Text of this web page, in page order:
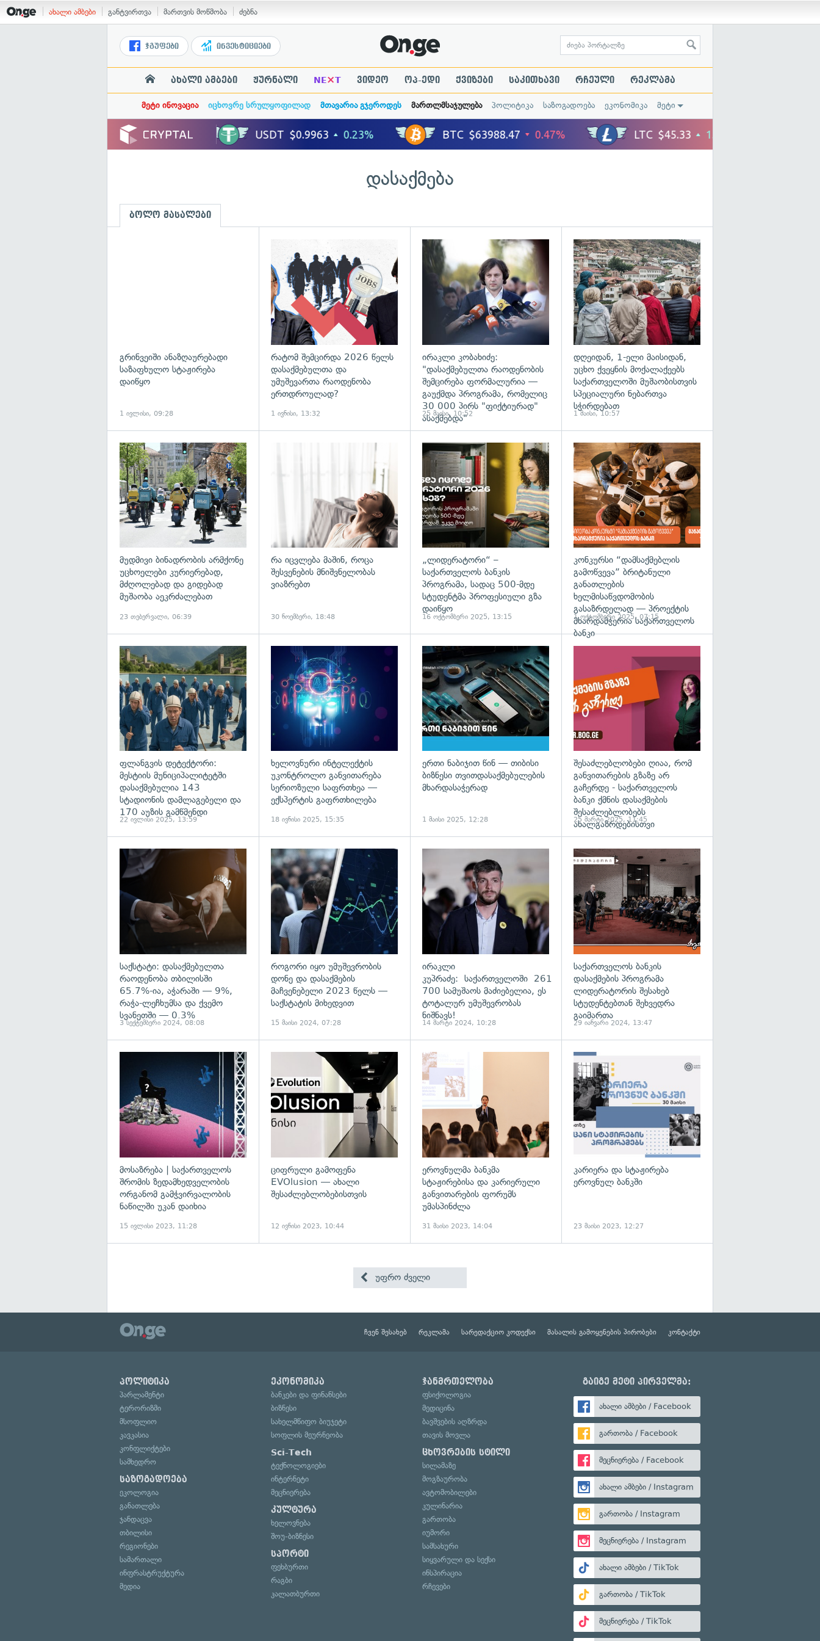
ახალი ამბები განტვირთვა მართვის მოწმობა ძებნა
ჯგუფები ინვესტიციები
ახალი ამბები ჟურნალი NE×T ვიდეო ოპ-ედი ქვიზები საკითხავი რჩეული რეკლამა
მეტი ინოვაცია იცხოვრე სრულყოფილად მთავარია გჯეროდეს მართლმსაჯულება პოლიტიკა საზოგადოება ეკონომიკა მეტი
დასაქმება
ბოლო მასალები
გრინვეიში ანაზღაურებადი
საზაფხულო სტაჟირება
დაიწყო
1 ივლისი, 09:28
გადახედვა
რატომ შემცირდა 2026 წელს
დასაქმებულთა და
უმუშევართა რაოდენობა
ერთდროულად?
1 ივნისი, 13:32
გადახედვა
ირაკლი კობახიძე:
"დასაქმებულთა რაოდენობის
შემცირება ფორმალურია —
გაუქმდა პროგრამა, რომელიც
30 000 პირს "ფიქტიურად"
ასაქმებდა"
25 მაისი, 10:52
დღეიდან, 1-ელი მაისიდან,
უცხო ქვეყნის მოქალაქეებს
საქართველოში მუშაობისთვის
სპეციალური ნებართვა
სჭირდებათ
1 მაისი, 10:57
მუდმივი ბინადრობის არმქონე
უცხოელები კურიერებად,
მძღოლებად და გიდებად
მუშაობა აეკრძალებათ
23 თებერვალი, 06:39
რა იცვლება მაშინ, როცა
შესვენების მნიშვნელობას
ვიაზრებთ
30 ნოემბერი, 18:48
„ლიდერატორი“ –
საქართველოს ბანკის
პროგრამა, სადაც 500-მდე
სტუდენტმა პროფესიული გზა
დაიწყო
16 ოქტომბერი 2025, 13:15
კონკურსი “დამსაქმებლის
გამოწვევა” ბრიტანული
განათლების
ხელმისაწვდომობის
გასაზრდელად — პროექტის
მხარდამჭერია საქართველოს
ბანკი
1 ოქტომბერი 2025, 07:15
გადახედვა
ფლანგვის დეტექტორი:
მესტიის მუნიციპალიტეტში
დასაქმებულია 143
სტადიონის დამლაგებელი და
170 აუზის გამწმენდი
22 ივლისი 2025, 13:59
ხელოვნური ინტელექტის
უკონტროლო განვითარება
სერიოზული საფრთხეა —
ექსპერტის გაფრთხილება
18 ივნისი 2025, 15:35
ერთი ნაბიჯით წინ — თიბისი
ბიზნესი თვითდასაქმებულების
მხარდასაჭერად
1 მაისი 2025, 12:28
შესაძლებლობები ღიაა, რომ
განვითარების გზაზე არ
გაჩერდე - საქართველოს
ბანკი ქმნის დასაქმების
შესაძლებლობებს
ახალგაზრდებისთვი
25 მარტი 2025, 11:45
გადახედვა
საქსტატი: დასაქმებულთა
რაოდენობა თბილისში
65.7%-ია, აჭარაში — 9%,
რაჭა-ლეჩხუმსა და ქვემო
სვანეთში — 0.3%
3 სექტემბერი 2024, 08:08
როგორი იყო უმუშევრობის
დონე და დასაქმების
მაჩვენებელი 2023 წელს —
საქსტატის მიხედვით
15 მაისი 2024, 07:28
გადახედვა
ირაკლი
კუპრაძე: საქართველოში 261
700 სამუშაოს მაძიებელია, ეს
ტოტალურ უმუშევრობას
ნიშნავს!
14 მარტი 2024, 10:28
საქართველოს ბანკის
დასაქმების პროგრამა
ლიდერატორის შესახებ
სტუდენტებთან შეხვედრა
გაიმართა
29 იანვარი 2024, 13:47
მოსაზრება | საქართველოს
შრომის ზედამხედველობის
ორგანომ გამჭვირვალობის
ნაწილში უკან დაიხია
15 ივლისი 2023, 11:28
ციფრული გამოფენა
EVOlusion — ახალი
შესაძლებლობებისთვის
12 ივნისი 2023, 10:44
ეროვნულმა ბანკმა
სტაჟირებისა და კარიერული
განვითარების ფორუმს
უმასპინძლა
31 მაისი 2023, 14:04
კარიერა და სტაჟირება
ეროვნულ ბანკში
23 მაისი 2023, 12:27
უფრო ძველი
ჩვენ შესახებ რეკლამა სარედაქციო კოდექსი მასალის გამოყენების პირობები კონტაქტი
პოლიტიკა
პარლამენტი
ტერორიზმი
მსოფლიო
კავკასია
კონფლიქტები
სამხედრო
საზოგადოება
ეკოლოგია
განათლება
ჯანდაცვა
თბილისი
რეგიონები
სამართალი
ინფრასტრუქტურა
მედია
ეკონომიკა
ბანკები და ფინანსები
ბიზნესი
სახელმწიფო ბიუჯეტი
სოფლის მეურნეობა
Sci-Tech
ტექნოლოგიები
ინტერნეტი
მეცნიერება
კულტურა
ხელოვნება
შოუ-ბიზნესი
სპორტი
ფეხბურთი
რაგბი
კალათბურთი
ჯანმრთელობა
ფსიქოლოგია
მედიცინა
ბავშვების აღზრდა
თავის მოვლა
ცხოვრების სტილი
სილამაზე
მოგზაურობა
ავტომობილები
კულინარია
გართობა
იუმორი
სამსახური
სიყვარული და სექსი
ინსპირაცია
რჩევები
გაიგე მეტი პირველმა:
ახალი ამბები / Facebook
გართობა / Facebook
მეცნიერება / Facebook
ახალი ამბები / Instagram
გართობა / Instagram
მეცნიერება / Instagram
ახალი ამბები / TikTok
გართობა / TikTok
მეცნიერება / TikTok